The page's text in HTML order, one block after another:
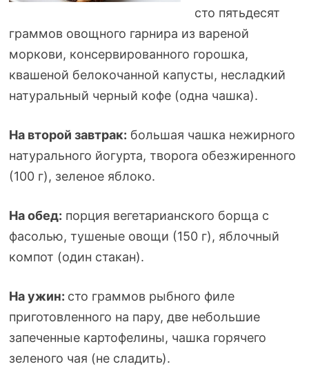
сто пятьдесят
граммов овощного гарнира из вареной
моркови, консервированного горошка,
квашеной белокочанной капусты, несладкий
натуральный черный кофе (одна чашка).
На второй завтрак: большая чашка нежирного
натурального йогурта, творога обезжиренного
(100 г), зеленое яблоко.
На обед: порция вегетарианского борща с
фасолью, тушеные овощи (150 г), яблочный
компот (один стакан).
На ужин: сто граммов рыбного филе
приготовленного на пару, две небольшие
запеченные картофелины, чашка горячего
зеленого чая (не сладить).